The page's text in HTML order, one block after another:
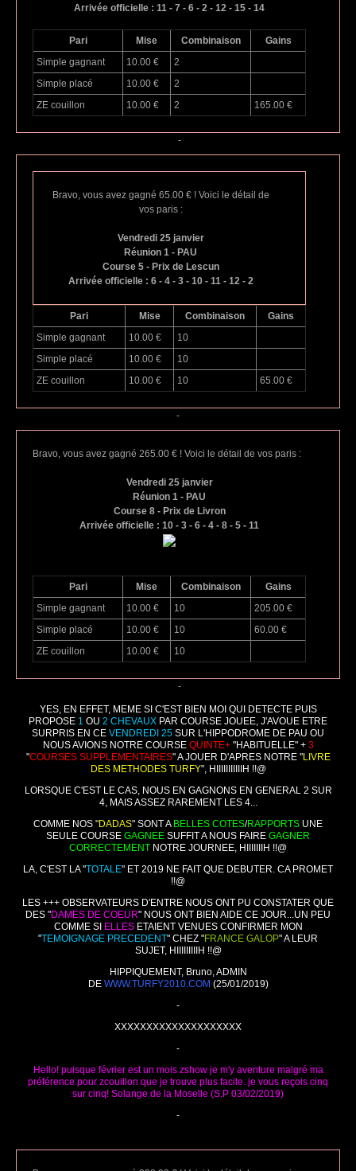
Arrivée officielle : 11 - 7 - 6 - 2 - 12 - 15 - 14
Pari Mise Combinaison
Gains
Simple gagnant
10.00 €
2
Simple placé
10.00 €
2
ZE couillon
10.00 € 2 165.00 €
-
Bravo, vous avez gagné 65.00 € ! Voici le détail de
vos paris :
Vendredi 25 janvier
Réunion 1 - PAU
Course 5 - Prix de Lescun
Arrivée officielle : 6 - 4 - 3 - 10 - 11 - 12 - 2
Pari Mise Combinaison
Gains
Simple gagnant
10.00 €
10
Simple placé
10.00 €
10
ZE couillon
10.00 € 10 65.00 €
-
Bravo, vous avez gagné 265.00 € ! Voici le détail de vos paris :
Vendredi 25 janvier
Réunion 1 - PAU
Course 8 - Prix de Livron
Arrivée officielle : 10 - 3 - 6 - 4 - 8 - 5 - 11
Pari Mise Combinaison
Gains
Simple gagnant
10.00 € 10
205.00 €
Simple placé
10.00 € 10
60.00 €
ZE couillon
10.00 € 10
-
YES, EN EFFET, MEME SI C'EST BIEN MOI QUI DETECTE PUIS
PROPOSE 1 OU 2 CHEVAUX PAR COURSE JOUEE, J'AVOUE ETRE
SURPRIS EN CE VENDREDI 25 SUR L'HIPPODROME DE PAU OU
NOUS AVIONS NOTRE COURSE QUINTE+"HABITUELLE" + 3
"COURSES SUPPLEMENTAIRES" A JOUER D'APRES NOTRE "LIVRE
DES METHODES TURFY", HIIIIIIIIIIIH !!@
LORSQUE C'EST LE CAS, NOUS EN GAGNONS EN GENERAL 2 SUR
4, MAIS ASSEZ RAREMENT LES 4...
COMME NOS "DADAS" SONT A BELLES COTES/RAPPORTS UNE
SEULE COURSE GAGNEE SUFFIT A NOUS FAIRE GAGNER
CORRECTEMENT NOTRE JOURNEE, HIIIIIIIH !!@
LA, C'EST LA "TOTALE" ET 2019 NE FAIT QUE DEBUTER. CA PROMET
!!@
LES +++ OBSERVATEURS D'ENTRE NOUS ONT PU CONSTATER QUE
DES "DAMES DE COEUR" NOUS ONT BIEN AIDE CE JOUR...UN PEU
COMME SI ELLESETAIENT VENUES CONFIRMER MON
"TEMOIGNAGE PRECEDENT" CHEZ "FRANCE GALOP" A LEUR
SUJET, HIIIIIIIIIH !!@
HIPPIQUEMENT, Bruno, ADMIN
DE WWW.TURFY2010.COM (25/01/2019)
-
XXXXXXXXXXXXXXXXXXXX
-
Hello! puisque février est un mois zshow je m'y aventure malgré ma
préférence pour zcouillon que je trouve plus facile. je vous reçois cinq
sur cinq! Solange de la Moselle (S.P 03/02/2019)
-